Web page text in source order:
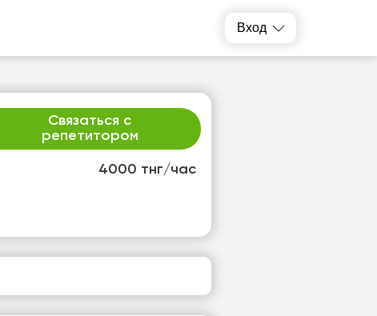
Вход
4000 тнг/час
Связаться с
репетитором
13
14
свободных